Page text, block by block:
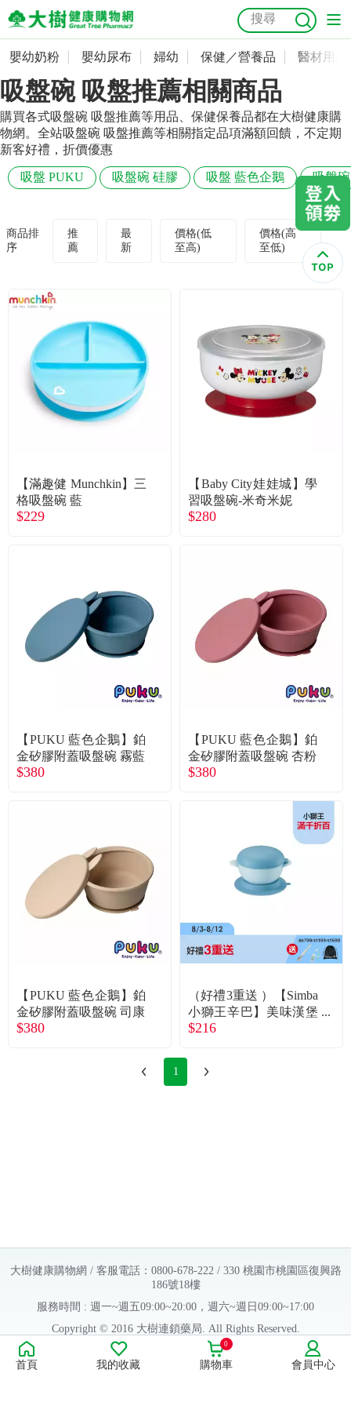
嬰幼奶粉
嬰幼尿布
婦幼
保健／營養品
醫材用品
美容／個人清潔
食品／健康食補
優惠活動
購物流程
會員專區
折價券、紅利說明
抗菌 尿布 大樹獨家 益生菌 魚油 幼兒米餅 貓砂
奶瓶奶嘴
會員資料及密碼修改
常用收件人清單
訂單查詢
收藏清單
紅利點數查詢
優惠券查詢
嬰幼奶粉 嬰幼尿布 婦幼 保健／營養品 醫材用品
吸盤碗 吸盤推薦相關商品
購買各式吸盤碗 吸盤推薦等用品、保健保養品都在大樹健康購
物網。全站吸盤碗 吸盤推薦等相關指定品項滿額回饋，不定期
新客好禮，折價優惠
吸盤 PUKU 吸盤碗 硅膠 吸盤 藍色企鵝 吸盤
商品排
序
推
薦
最
新
價格(低
至高)
價格(高
至低)
【滿趣健 Munchkin】三
格吸盤碗 藍
$229
【Baby City娃娃城】學
習吸盤碗-米奇米妮
$280
【PUKU 藍色企鵝】鉑
金矽膠附蓋吸盤碗 霧藍
$380
【PUKU 藍色企鵝】鉑
金矽膠附蓋吸盤碗 杏粉
$380
【PUKU 藍色企鵝】鉑
金矽膠附蓋吸盤碗 司康
$380
（好禮3重送 ）【Simba
小獅王辛巴】美味漢堡
吸盤碗（晨藍）
$216
1
大樹健康購物網 / 客服電話：0800-678-222 / 330 桃園市桃園區復興路
186號18樓
服務時間 : 週一~週五09:00~20:00，週六~週日09:00~17:00
Copyright © 2016 大樹連鎖藥局. All Rights Reserved.
販售業者資料：
許可執照字號：桃字市藥販字第623202B480 號
首頁 我的收藏 購物車
0
會員中心